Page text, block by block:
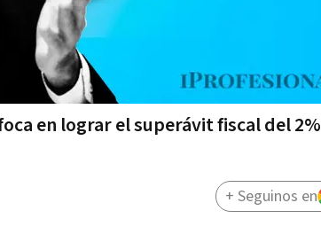
en lograr el superávit fiscal del 2%
+ Seguinos en